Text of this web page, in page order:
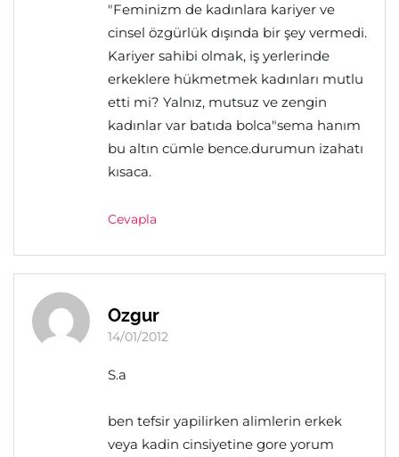
"Feminizm de kadınlara kariyer ve
cinsel özgürlük dışında bir şey vermedi.
Kariyer sahibi olmak, iş yerlerinde
erkeklere hükmetmek kadınları mutlu
etti mi? Yalnız, mutsuz ve zengin
kadınlar var batıda bolca"sema hanım
bu altın cümle bence.durumun izahatı
kısaca.
Cevapla
Ozgur
14/01/2012
S.a
ben tefsir yapilirken alimlerin erkek
veya kadin cinsiyetine gore yorum